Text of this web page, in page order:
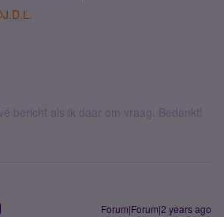
bericht als ik daar om vraag. Bedankt!
Forum|Forum|2 years ago